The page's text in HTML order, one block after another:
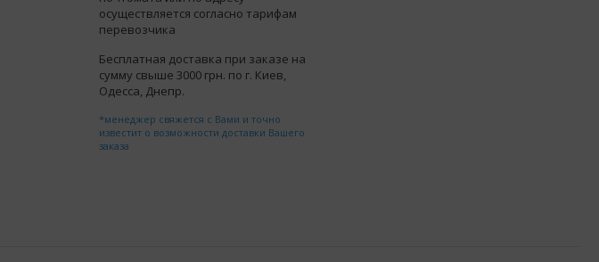
осуществляется согласно тарифам
перевозчика
Бесплатная доставка при заказе на
сумму свыше 3000 грн. по г. Киев,
Одесса, Днепр.
*менеджер свяжется с Вами и точно
известит о возможности доставки Вашего
заказа